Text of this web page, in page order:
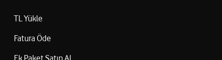
TL Yükle
Fatura Öde
Ek Paket Satın Al